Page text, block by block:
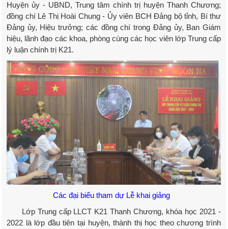
Huyện ủy - UBND, Trung tâm chính trị huyện Thanh Chương;
đồng chí Lê Thị Hoài Chung - Ủy viên BCH Đảng bộ tỉnh, Bí thư
Đảng ủy, Hiệu trưởng; các đồng chí trong Đảng ủy, Ban Giám
hiệu, lãnh đạo các khoa, phòng cùng các học viên lớp Trung cấp
lý luận chính trị K21.
Các đại biểu tham dự Lễ khai giảng
Lớp Trung cấp LLCT K21 Thanh Chương, khóa học 2021 -
2022 là lớp đầu tiên tại huyện, thành thị học theo chương trình